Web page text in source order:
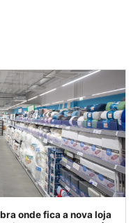
onde fica a nova loja